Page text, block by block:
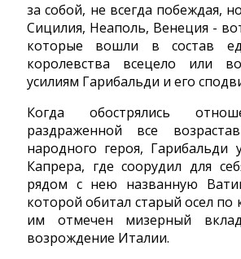
за собой, не всегда побеждая,
Сицилия, Неаполь, Венеция -
которые вошли в состав
королевства всецело или
усилиям Гарибальди и его
Когда обострялись
раздраженной все
народного героя, Гарибальди
Капрера, где соорудил для
рядом с нею названную
которой обитал старый осел по
им отмечен мизерный
возрождение Италии.